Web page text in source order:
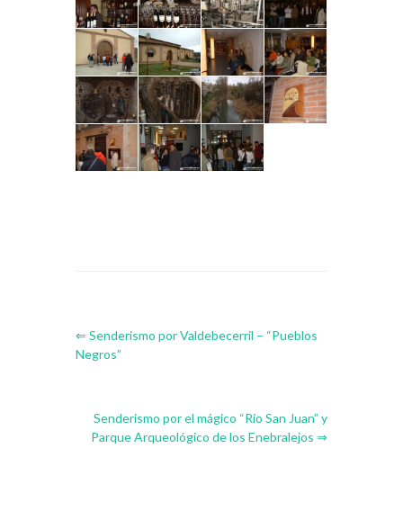
⇐ Senderismo por Valdebecerril – “Pueblos
Negros”
Senderismo por el mágico “Río San Juan” y
Parque Arqueológico de los Enebralejos ⇒